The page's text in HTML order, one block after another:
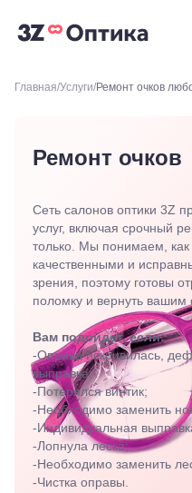
Главная Услуги Ремонт очков
Ремонт очков
Сеть салонов оптики 3Z
услуг, включая срочный
только. Мы понимаем, как
качественными и
зрения, поэтому готовы
поломку и вернуть вашим
Вам подойдет, если:
-Оправа искривилась,
выправка;
-Потерялся винтик;
-Необходимо заменить
-Индивидуальная
-Лопнула леска;
-Необходимо заменить
-Чистка оправы.
Европейский,
м. Киевская,
Вокзала, 2
Галушкина,
м.
Свиблово,
ул.
26
Москва, м.
Академическая, ул.
Новочеремушкинская,
д. 17
Ессентуки, ул.
Кисловодская,
90
Пермь, ул.
Екатерининская,
105
Пермь,
ул.
Маршала